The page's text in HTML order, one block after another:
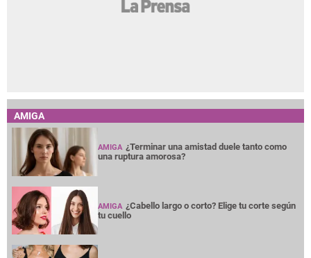
AMIGA
AMIGA ¿Terminar una amistad duele tanto como
una ruptura amorosa?
AMIGA ¿Cabello largo o corto? Elige tu corte según
tu cuello